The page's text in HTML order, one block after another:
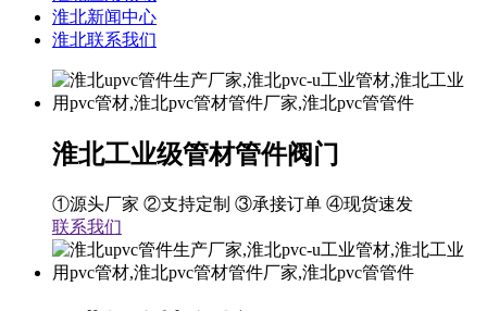
淮北新闻中心
淮北联系我们
淮北工业级管材管件阀门
①源头厂家 ②支持定制 ③承接订单 ④现货速发
联系我们